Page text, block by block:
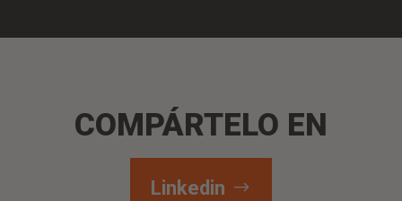
COMPÁRTELO EN
Linkedin